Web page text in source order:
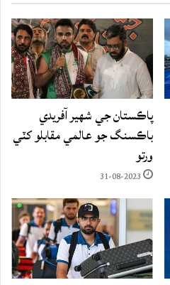
پاڪستان جي شهير آفريدي
باڪسنگ جو عالمي مقابلو کٽي
ورتو
31-08-2023